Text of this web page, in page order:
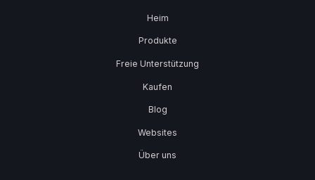
Heim
Produkte
Freie Unterstützung
Kaufen
Blog
Websites
Über uns